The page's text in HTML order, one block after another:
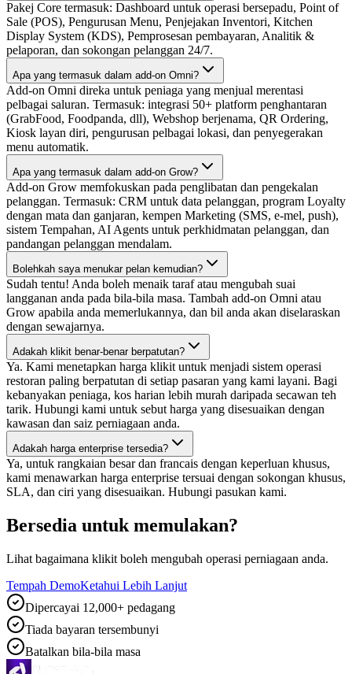
Pakej Core termasuk: Dashboard untuk operasi bersepadu, Point of
Sale (POS), Pengurusan Menu, Penjejakan Inventori, Kitchen
Display System (KDS), Pemprosesan pembayaran, Analitik &
pelaporan, dan sokongan pelanggan 24/7.
Apa yang termasuk dalam add-on Omni?
Add-on Omni direka untuk peniaga yang menjual merentasi
pelbagai saluran. Termasuk: integrasi 50+ platform penghantaran
(GrabFood, Foodpanda, dll), Webshop berjenama, QR Ordering,
Kiosk layan diri, pengurusan pelbagai lokasi, dan penyegerakan
menu automatik.
Apa yang termasuk dalam add-on Grow?
Add-on Grow memfokuskan pada penglibatan dan pengekalan
pelanggan. Termasuk: CRM untuk data pelanggan, program Loyalty
dengan mata dan ganjaran, kempen Marketing (SMS, e-mel, push),
sistem Tempahan, AI Agents untuk perkhidmatan pelanggan, dan
pandangan pelanggan mendalam.
Bolehkah saya menukar pelan kemudian?
Sudah tentu! Anda boleh menaik taraf atau mengubah suai
langganan anda pada bila-bila masa. Tambah add-on Omni atau
Grow apabila anda memerlukannya, dan bil anda akan diselaraskan
dengan sewajarnya.
Adakah klikit benar-benar berpatutan?
Ya. Kami menetapkan harga klikit untuk menjadi sistem operasi
restoran paling berpatutan di setiap pasaran yang kami layani. Bagi
kebanyakan peniaga, kos harian lebih murah daripada secawan teh
tarik. Hubungi kami untuk sebut harga yang disesuaikan dengan
kawasan dan saiz perniagaan anda.
Adakah harga enterprise tersedia?
Ya, untuk rangkaian besar dan francais dengan keperluan khusus,
kami menawarkan harga enterprise tersuai dengan sokongan khusus,
SLA, dan ciri yang disesuaikan. Hubungi pasukan kami.
Bersedia untuk memulakan?
Lihat bagaimana klikit boleh mengubah operasi perniagaan anda.
Tempah DemoKetahui Lebih Lanjut
Dipercayai 12,000+ pedagang
Tiada bayaran tersembunyi
Batalkan bila-bila masa